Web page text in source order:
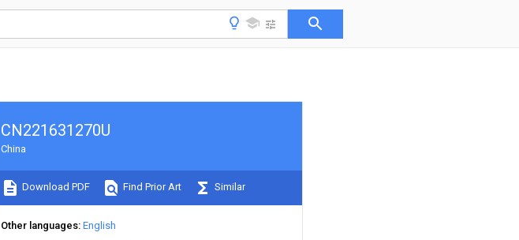
CN221631270U
China
Download PDF Find Prior Art Similar
Other languages English